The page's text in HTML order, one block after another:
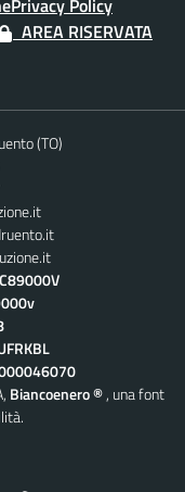
Privacy Policy
AREA RISERVATA
(TO)
Biancoenero ®, una font